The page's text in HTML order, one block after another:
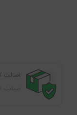
اصالت